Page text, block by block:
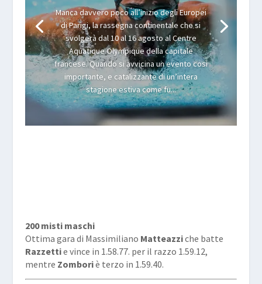
Manca davvero poco all’inizio degli Europei
di Parigi, la rassegna continentale che si
svolgerà dal 10 al 16 agosto al Centre
Aquatique Olympique della capitale
francese. Quando si avvicina un evento così
importante, e catalizzante di un’intera
stagione estiva come fu...
200 misti maschi
Ottima gara di Massimiliano Matteazziche batte
Razzettie vince in 1.58.77. per il razzo 1.59.12,
mentre Zomboriè terzo in 1.59.40.